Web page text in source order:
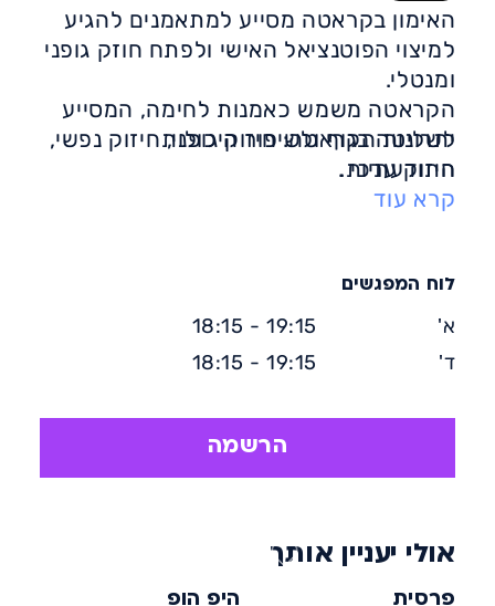
האימון בקראטה מסייע למתאמנים להגיע
למיצוי הפוטנציאל האישי ולפתח חוזק גופני
ומנטלי.
הקראטה משמש כאמנות לחימה, המסייע
לשליטה בגוף ולשיפור היכולות
התודעתיות.
בחוג ילמדו התלמידים טכניקות הגנה
טכניקות ברצף ומדמים מצבי קרב שונים
בדגש על אופן הביצוע בממד הפנימי
והחיצוני.
יתרונות הקראטה: חיזוק גופני, חיזוק נפשי,
חיזוק ערכי .
קרא עוד
הרשמה
לוח המפגשים
א'
19:15 - 18:15
ד'
19:15 - 18:15
אולי יעניין אותך
פרסית היפ הופ